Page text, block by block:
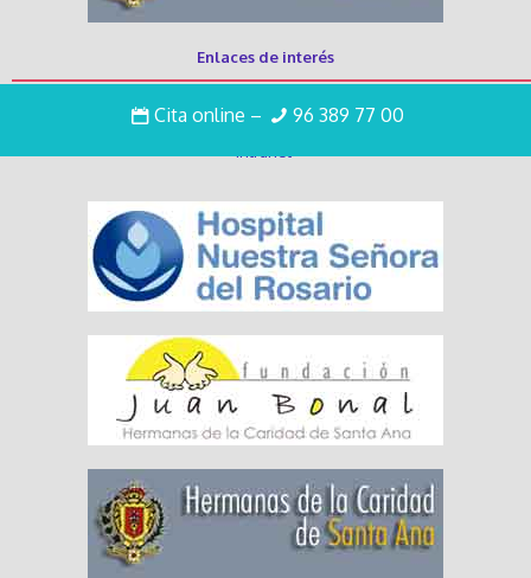
Cita online – 96 389 77 00
Enlaces de interés
Trabaja con nosotros
Intranet